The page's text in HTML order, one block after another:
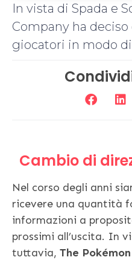
In vista di Spada e
Company ha
giocatori in modo
Cambio di
Nel corso degli anni
ricevere una quantità
informazioni a
prossimi all’uscita. In
tuttavia, The